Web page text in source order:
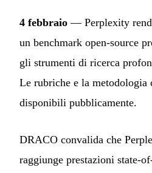
4 febbraio — Perplexity
un benchmark open-source
gli strumenti di ricerca
Le rubriche e la metodologia
disponibili pubblicamente.
DRACO convalida che
raggiunge prestazioni state-